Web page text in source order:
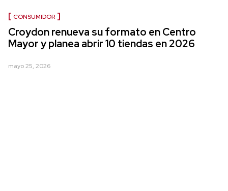
CONSUMIDOR
Croydon renueva su formato en Centro
Mayor y planea abrir 10 tiendas en 2026
mayo 25, 2026